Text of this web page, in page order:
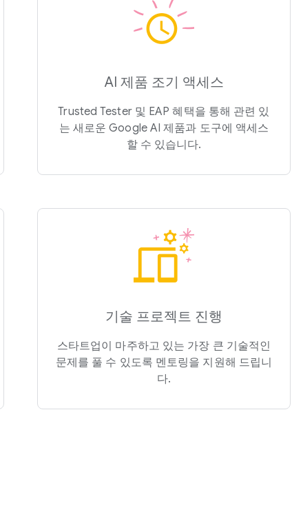
AI 제품 조기 액세스
Trusted Tester 및 EAP 혜택을 통해 관련 있
는 새로운 Google AI 제품과 도구에 액세스
할 수 있습니다.
기술 프로젝트 진행
스타트업이 마주하고 있는 가장 큰 기술적인
문제를 풀 수 있도록 멘토링을 지원해 드립니
다.